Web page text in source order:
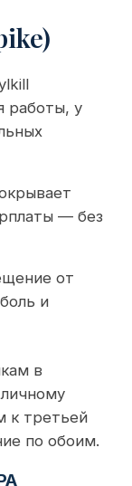
работы, у
— без
от
и
в
к третьей
по обоим.